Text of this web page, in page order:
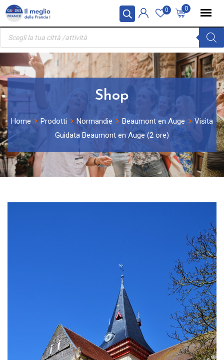
Pannello di gestione dei cookies
Skip
content
0
0
Ricerca
prodotti
Shop
Home Prodotti Normandie Beaumont en Auge
Visita
Guidata Beaumont en Auge (2 ore)